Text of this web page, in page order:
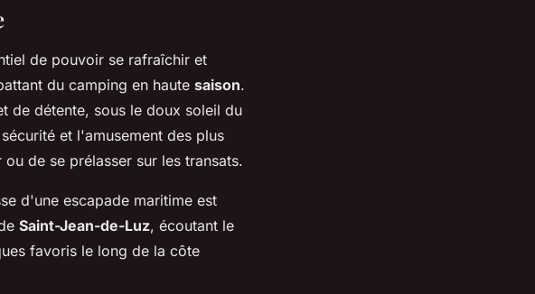
de pouvoir se rafraîchir et
du camping en haute saison.
de détente, sous le doux soleil du
et l'amusement des plus
de se prélasser sur les transats.
d'une escapade maritime est
Saint-Jean-de-Luz, écoutant le
favoris le long de la côte